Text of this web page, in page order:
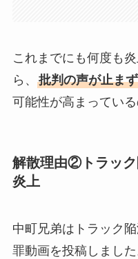
これまでにも何度も
ら、 批判の声が止ま
可能性が高まってい
解散理由②トラッ
炎上
中町兄弟はトラック
罪動画を投稿しました